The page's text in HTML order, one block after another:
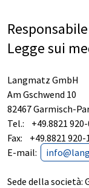
Legge sui
Langmatz GmbH
Am Gschwend 10
82467 Garmisch-
Tel.: +49.8821 920-
Fax: +49.8821 920-
E-mail:
Sede della società: